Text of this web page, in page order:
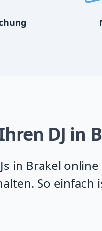
DJ in
in Brakel
So einfach